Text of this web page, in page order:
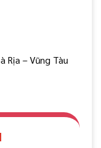
Rịa – Vũng Tàu